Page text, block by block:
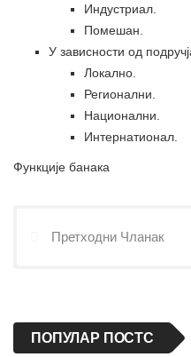
Индустриал.
Помешан.
У зависности од
Локално.
Регионални.
Национални.
Интернатионал.
Функције банака
Претходни Чланак
ПОПУЛАР ПОСТС